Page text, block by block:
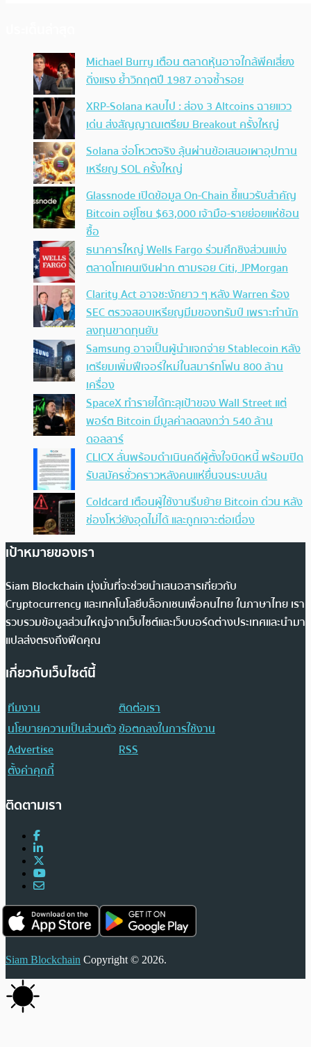
Michael Burry เตือน ตลาดหุ้นอาจใกล้พีคเสี่ยง
ดิ่งแรง ย้ำวิกฤตปี 1987 อาจซ้ำรอย
XRP-Solana หลบไป : ส่อง 3 Altcoins ฉายแวว
เด่น ส่งสัญญาณเตรียม Breakout ครั้งใหญ่
Solana จ่อโหวตจริง ลุ้นผ่านข้อเสนอเผาอุปทาน
เหรียญ SOL ครั้งใหญ่
Glassnode เปิดข้อมูล On-Chain ชี้แนวรับสำคัญ
Bitcoin อยู่โซน $63,000 เจ้ามือ-รายย่อยแห่ช้อน
ซื้อ
ธนาคารใหญ่ Wells Fargo ร่วมศึกชิงส่วนแบ่ง
ตลาดโทเคนเงินฝาก ตามรอย Citi, JPMorgan
Clarity Act อาจชะงักยาว ๆ หลัง Warren ร้อง
SEC ตรวจสอบเหรียญมีมของทรัมป์ เพราะทำนัก
ลงทุนขาดทุนยับ
Samsung อาจเป็นผู้นำแจกจ่าย Stablecoin หลัง
เตรียมเพิ่มฟีเจอร์ใหม่ในสมาร์ทโฟน 800 ล้าน
เครื่อง
SpaceX ทำรายได้ทะลุเป้าของ Wall Street แต่
พอร์ต Bitcoin มีมูลค่าลดลงกว่า 540 ล้าน
ดอลลาร์
CLICX ลั่นพร้อมดำเนินคดีผู้ตั้งใจบิดหนี้ พร้อมปิด
รับสมัครชั่วคราวหลังคนแห่ยื่นจนระบบล้น
Coldcard เตือนผู้ใช้งานรีบย้าย Bitcoin ด่วน หลัง
ช่องโหว่ยังอุดไม่ได้ และถูกเจาะต่อเนื่อง
เป้าหมายของเรา
Siam Blockchain มุ่งมั่นที่จะช่วยนำเสนอสารเกี่ยวกับ
Cryptocurrency และเทคโนโลยีบล็อกเชนเพื่อคนไทย ในภาษาไทย เรา
รวบรวมข้อมูลส่วนใหญ่จากเว็บไซต์และเว็บบอร์ดต่างประเทศและนำมา
แปลส่งตรงถึงฟีดคุณ
เกี่ยวกับเว็บไซต์นี้
ทีมงาน
ติดต่อเรา
นโยบายความเป็นส่วนตัวข้อตกลงในการใช้งาน
Advertise
RSS
ตั้งค่าคุกกี้
ติดตามเรา
Siam Blockchain Copyright © 2026.